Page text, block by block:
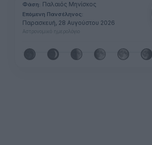
Φάση: Παλαιός Μηνίσκος
Επόμενη Πανσέληνος:
Παρασκευή, 28 Αυγούστου 2026
Αστρονομικό ημερολόγιο